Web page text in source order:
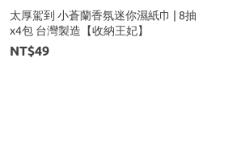
太厚駕到 小蒼蘭香氛迷你濕紙巾 | 8抽
x4包 台灣製造【收納王妃】
NT$49